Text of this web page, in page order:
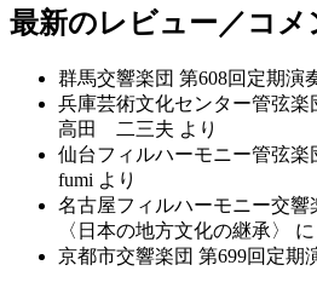
最新のレビュー／コメ
群馬交響楽団 第608回定期演
兵庫芸術文化センター管弦楽
高田 二三夫 より
仙台フィルハーモニー管弦楽
fumi より
名古屋フィルハーモニー交響
〈日本の地方文化の継承〉
に
京都市交響楽団 第699回定期